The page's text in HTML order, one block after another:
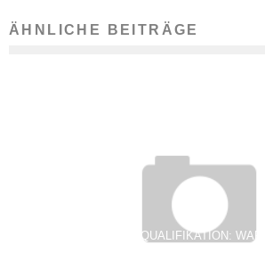
ÄHNLICHE BEITRÄGE
ZUSATZQUALIFIKATION: